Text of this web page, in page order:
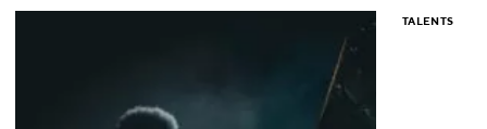
TALENTS